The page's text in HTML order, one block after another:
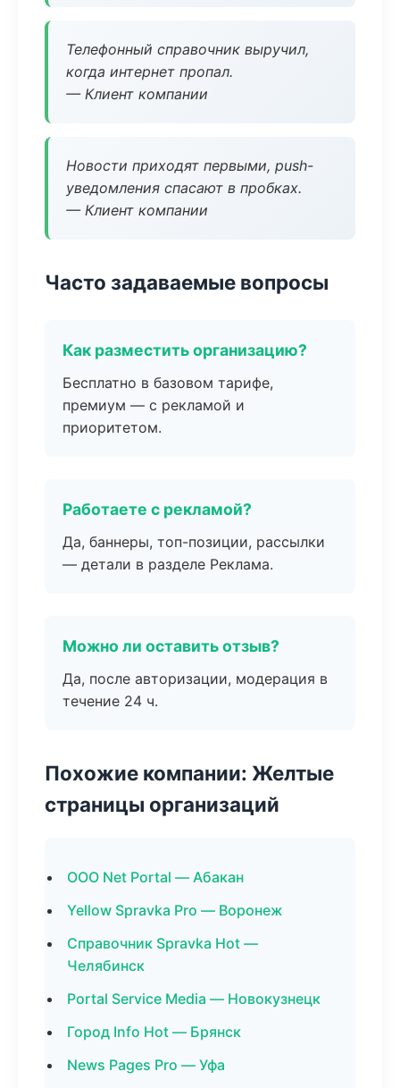
Телефонный справочник выручил,
когда интернет пропал.
— Клиент компании
Новости приходят первыми, push-
уведомления спасают в пробках.
— Клиент компании
Часто задаваемые вопросы
Как разместить организацию?
Бесплатно в базовом тарифе,
премиум — с рекламой и
приоритетом.
Работаете с рекламой?
Да, баннеры, топ-позиции, рассылки
— детали в разделе Реклама.
Можно ли оставить отзыв?
Да, после авторизации, модерация в
течение 24 ч.
Похожие компании: Желтые
страницы организаций
ООО Net Portal — Абакан
Yellow Spravka Pro — Воронеж
Справочник Spravka Hot —
Челябинск
Portal Service Media — Новокузнецк
Город Info Hot — Брянск
News Pages Pro — Уфа